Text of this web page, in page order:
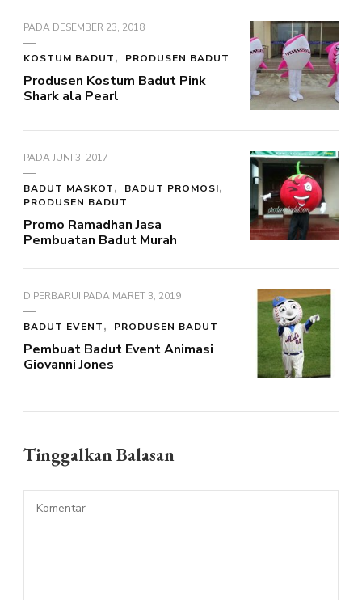
PADA DESEMBER 23, 2018
KOSTUM BADUT PRODUSEN BADUT
Produsen Kostum Badut Pink
Shark ala Pearl
PADAJUNI 3, 2017
BADUT MASKOT
BADUT PROMOSI
PRODUSEN BADUT
Promo Ramadhan Jasa
Pembuatan Badut Murah
DIPERBARUI PADA MARET 3, 2019
BADUT EVENT PRODUSEN BADUT
Pembuat Badut Event Animasi
Giovanni Jones
Tinggalkan Balasan